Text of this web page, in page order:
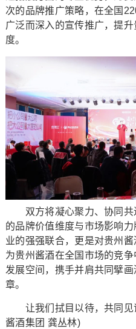
次的品牌推广策略，在全国
广泛而深入的宣传推广，提
度。
双方将凝心聚力、协同共
的品牌价值维度与市场影响
业的强强联合，更是对贵州
为贵州酱酒在全国市场的竞
发展空间，携手并肩共同擘
章。
让我们拭目以待，共同见
酱酒集团 龚丛林)